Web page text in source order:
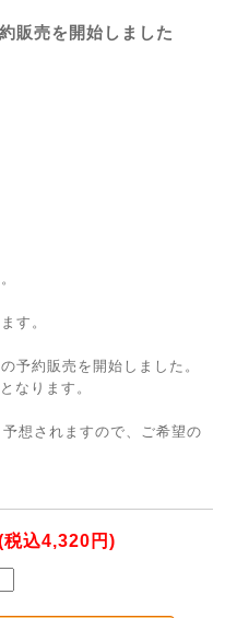
販売を開始しました
す。
予約販売を開始しました。
なります。
想されますので、ご希望の
込4,320円)